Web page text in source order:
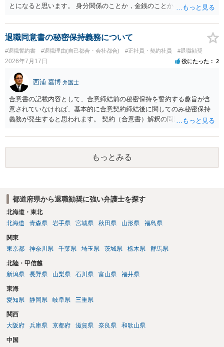
とになると思います。 身分関係のことか，金銭のことか，会社自体に
わからない，そういう状態なのであれば，その点を検討していくこと
から始めるのがよいと思います。
退職同意書の秘密保持義務について
#退職誓約書 #退職理由(自己都合・会社都合) #正社員・契約社員 #退職勧奨
2026年7月17日 役にたった 2
西浦 嘉博 弁護士
合意書の記載内容として、合意締結前の秘密保持を誓約する趣旨が含
意されていなければ、基本的に合意契約締結後に関してのみ秘密保持
義務が発生すると思われます。 契約（合意書）解釈の問題ですので、
場合、最寄りの法律事務所で相談されることを検討ください。
もっとみる
都道府県から退職勧奨に強い弁護士を探す
北海道・東北
北海道
青森県 岩手県 宮城県 秋田県 山形県 福島県
関東
東京都
神奈川県 千葉県 埼玉県 茨城県 栃木県 群馬県
北陸・甲信越
新潟県
長野県 山梨県 石川県 富山県 福井県
東海
愛知県
静岡県 岐阜県 三重県
関西
大阪府
兵庫県 京都府 滋賀県 奈良県 和歌山県
中国